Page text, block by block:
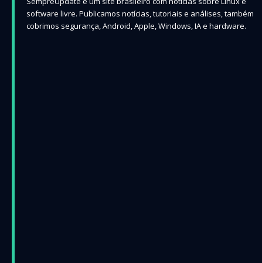
software livre. Publicamos notícias, tutoriais e análises, também
cobrimos segurança, Android, Apple, Windows, IA e hardware.